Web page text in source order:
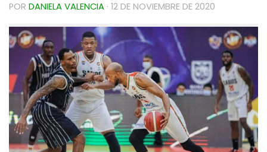
POR DANIELA VALENCIA · 12 DE NOVIEMBRE DE 2020